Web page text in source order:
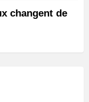
changent de